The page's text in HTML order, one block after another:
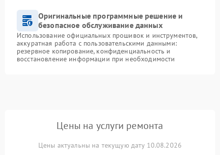
Оригинальные программные решение и
безопасное обслуживание данных
Использование официальных прошивок и инструментов,
аккуратная работа с пользовательскими данными:
резервное копирование, конфиденциальность и
восстановление информации при необходимости
Цены на услуги ремонта
Цены актуальны на текущую дату 10.08.2026